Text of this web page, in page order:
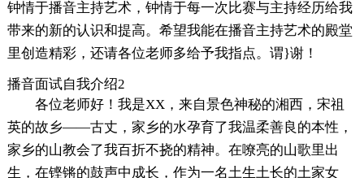
钟情于播音主持艺术，钟情于每一次比赛与主持经历给我
带来的新的认识和提高。希望我能在播音主持艺术的殿堂
里创造精彩，还请各位老师多给予我指点。谓}谢！
播音面试自我介绍2
各位老师好！我是XX，来自景色神秘的湘西，宋祖
英的故乡——古丈，家乡的水孕育了我温柔善良的本性，
家乡的山教会了我百折不挠的精神。在嘹亮的山歌里出
生，在铿锵的鼓声中成长，作为一名土生土长的土家女